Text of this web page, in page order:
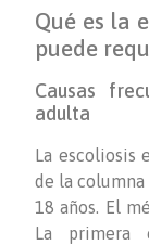
Qué es la
puede
Causas
adulta
La escoliosis
de la columna
18 años. El
La primera